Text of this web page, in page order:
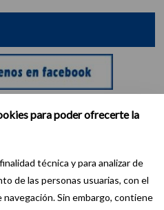
para poder ofrecerte la
técnica y para analizar de
de las personas usuarias, con el
Sin embargo, contiene